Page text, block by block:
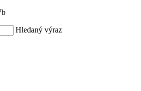
Hledaný výraz